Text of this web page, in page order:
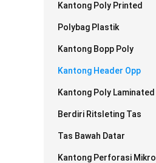
Kantong Poly Printed
Polybag Plastik
Kantong Bopp Poly
Kantong Header Opp
Kantong Poly Laminated
Berdiri Ritsleting Tas
Tas Bawah Datar
Kantong Perforasi Mikro